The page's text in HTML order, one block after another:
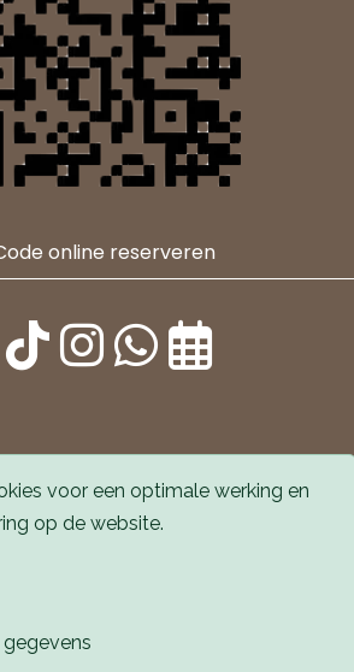
online reserveren
goed bereikbaar met auto en
Er is parkeergelegenheid voor de
voor een optimale werking en
op de website.